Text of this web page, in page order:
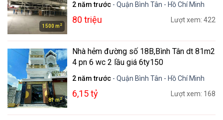
1500 m 2
2 năm trước - Quận Bình Tân - Hồ Chí Minh
80 triệu Lượt xem: 422
81 m2
Nhà hẻm đường số 18B,Bình Tân dt 81m2
4 pn 6 wc 2 lầu giá 6ty150
2 năm trước - Quận Bình Tân - Hồ Chí Minh
6,15 tỷ Lượt xem: 168